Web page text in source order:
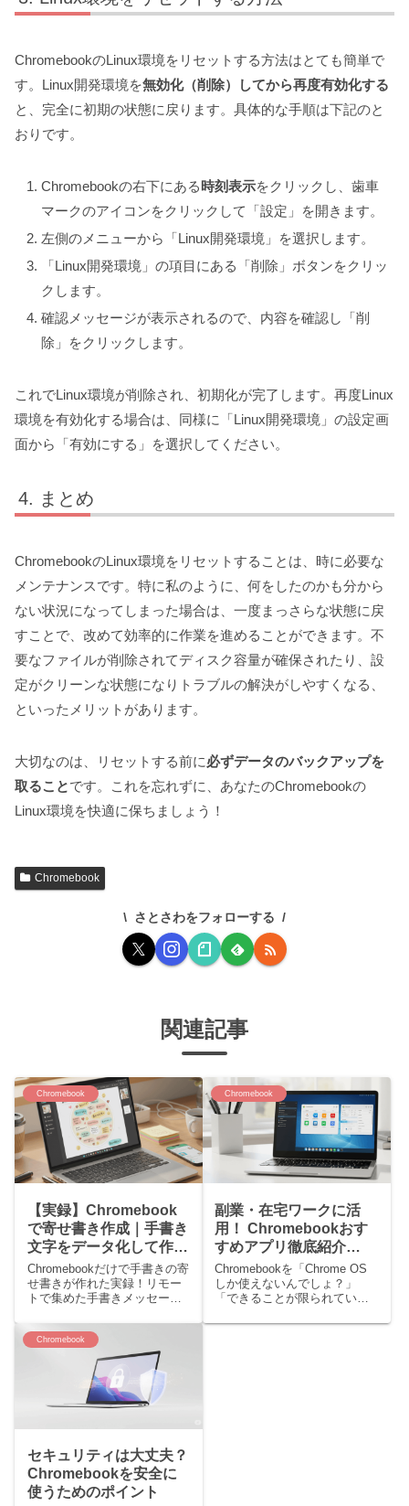
ChromebookのLinux環境をリセットする方法はとても簡単で
す。Linux開発環境を無効化（削除）してから再度有効化する
と、完全に初期の状態に戻ります。具体的な手順は下記のと
おりです。
Chromebookの右下にある時刻表示をクリックし、歯車
マークのアイコンをクリックして「設定」を開きます。
左側のメニューから「Linux開発環境」を選択します。
「Linux開発環境」の項目にある「削除」ボタンをクリッ
クします。
確認メッセージが表示されるので、内容を確認し「削
除」をクリックします。
これでLinux環境が削除され、初期化が完了します。再度Linux
環境を有効化する場合は、同様に「Linux開発環境」の設定画
面から「有効にする」を選択してください。
まとめ
ChromebookのLinux環境をリセットすることは、時に必要な
メンテナンスです。特に私のように、何をしたのかも分から
ない状況になってしまった場合は、一度まっさらな状態に戻
すことで、改めて効率的に作業を進めることができます。不
要なファイルが削除されてディスク容量が確保されたり、設
定がクリーンな状態になりトラブルの解決がしやすくなる、
といったメリットがあります。
大切なのは、リセットする前に必ずデータのバックアップを
取ることです。これを忘れずに、あなたのChromebookの
Linux環境を快適に保ちましょう！
Chromebook
さとさわをフォローする
関連記事
Chromebook
【実録】Chromebook
で寄せ書き作成｜手書き
文字をデータ化して作る
世界に一つのオリジナル
色紙
Chromebookだけで手書きの寄
せ書きが作れた実録！リモー
トで集めた手書きメッセージ
に画像入稿する全手順を解
説。クリエイティブな作業に
自信がない方も、これを見れ
ばオリジナル色紙が作れま
す！幹事さん必見！
Chromebook
副業・在宅ワークに活
用！ Chromebookおす
すめアプリ徹底紹介
【2025年版】
Chromebookを「Chrome OS
しか使えないんでしょ？」
「できることが限られていそ
実はChromebookは、本業や副
Chromebook
セキュリティは大丈夫？
Chromebookを安全に
使うためのポイント